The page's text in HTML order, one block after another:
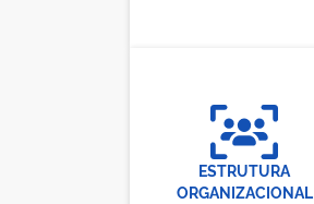
ESTRUTURA
ORGANIZACIONAL